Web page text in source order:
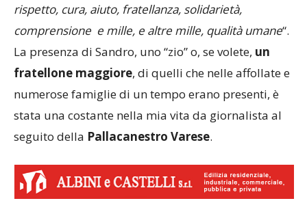
rispetto, cura, aiuto, fratellanza, solidarietà,
comprensione e mille, e altre mille, qualità umane“.
La presenza di Sandro, uno “zio” o, se volete, un
fratellone maggiore, di quelli che nelle affollate e
numerose famiglie di un tempo erano presenti, è
stata una costante nella mia vita da giornalista al
seguito della Pallacanestro Varese.